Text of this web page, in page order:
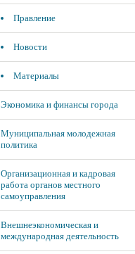
Правление
Новости
Материалы
Экономика и финансы города
Муниципальная молодежная
политика
Организационная и кадровая
работа органов местного
самоуправления
Внешнеэкономическая и
международная деятельность